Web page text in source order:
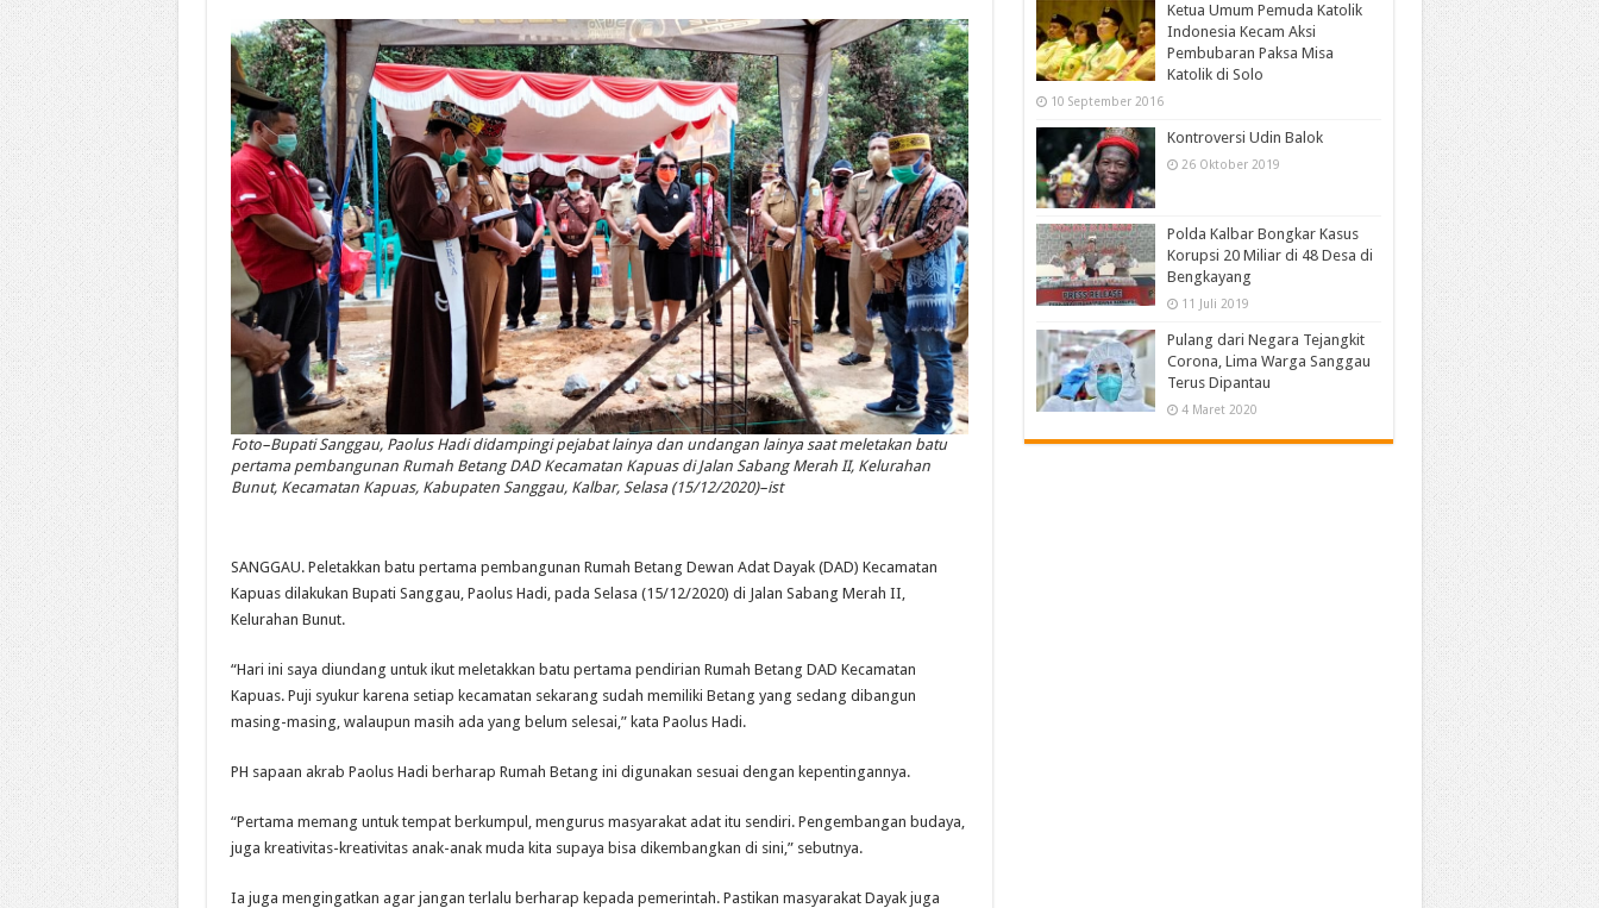
Foto–Bupati Sanggau, Paolus Hadi didampingi pejabat lainya dan undangan lainya saat meletakan batu
pertama pembangunan Rumah Betang DAD Kecamatan Kapuas di Jalan Sabang Merah II, Kelurahan
Bunut, Kecamatan Kapuas, Kabupaten Sanggau, Kalbar, Selasa (15/12/2020)–ist
SANGGAU. Peletakkan batu pertama pembangunan Rumah Betang Dewan Adat Dayak (DAD) Kecamatan
Kapuas dilakukan Bupati Sanggau, Paolus Hadi, pada Selasa (15/12/2020) di Jalan Sabang Merah II,
Kelurahan Bunut.
“Hari ini saya diundang untuk ikut meletakkan batu pertama pendirian Rumah Betang DAD Kecamatan
Kapuas. Puji syukur karena setiap kecamatan sekarang sudah memiliki Betang yang sedang dibangun
masing-masing, walaupun masih ada yang belum selesai,” kata Paolus Hadi.
PH sapaan akrab Paolus Hadi berharap Rumah Betang ini digunakan sesuai dengan kepentingannya.
“Pertama memang untuk tempat berkumpul, mengurus masyarakat adat itu sendiri. Pengembangan budaya,
juga kreativitas-kreativitas anak-anak muda kita supaya bisa dikembangkan di sini,” sebutnya.
Ia juga mengingatkan agar jangan terlalu berharap kepada pemerintah. Pastikan masyarakat Dayak juga
Ketua Umum Pemuda Katolik
Indonesia Kecam Aksi
Pembubaran Paksa Misa
Katolik di Solo
10 September 2016
Kontroversi Udin Balok
26 Oktober 2019
Polda Kalbar Bongkar Kasus
Korupsi 20 Miliar di 48 Desa di
Bengkayang
11 Juli 2019
Pulang dari Negara Tejangkit
Corona, Lima Warga Sanggau
Terus Dipantau
4 Maret 2020